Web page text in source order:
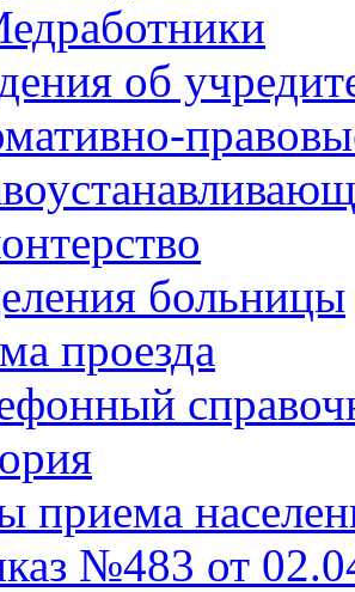
об
больницы
проезда
приема
№483 от